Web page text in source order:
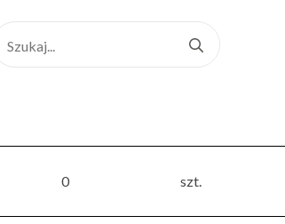
for:
0 szt.